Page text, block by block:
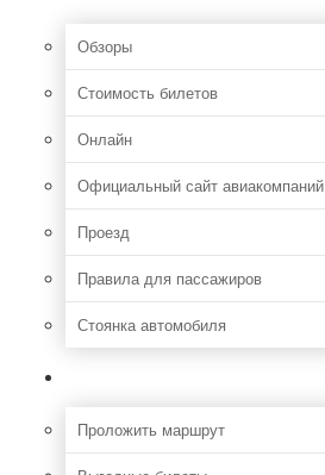
Обзоры
Стоимость билетов
Онлайн
Официальный сайт авиакомпаний
Проезд
Правила для пассажиров
Стоянка автомобиля
Проложить маршрут